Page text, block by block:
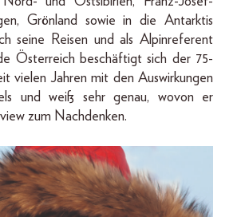
Grönland sowie in die Antarktis
seine Reisen und als Alpinreferent
Österreich beschäftigt sich der 75-
vielen Jahren mit den Auswirkungen
und weiß sehr genau, wovon er
zum Nachdenken.